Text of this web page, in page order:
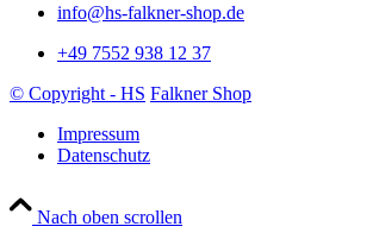
info@hs-falkner-shop.de
+49 7552 938 12 37
© Copyright - HS Falkner Shop
Impressum
Datenschutz
Nach oben scrollen